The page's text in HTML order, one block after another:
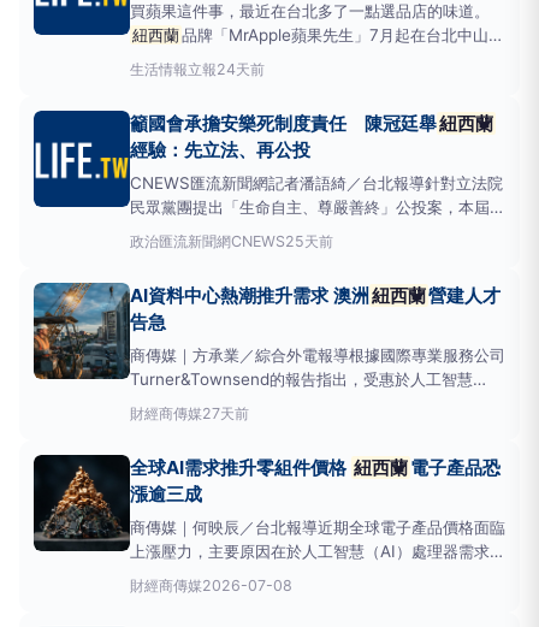
買蘋果這件事，最近在台北多了一點選品店的味道。
紐西蘭品牌「MrApple蘋果先生」7月起在台北中山區
開出首間品牌旗艦快閃店，檔期至10月底，主打把丹
爍、小花、富士、皇家加拉、史密斯青蘋與皇后蘋果等
點。這次快閃店由「MrApple蘋果先生」攜手「小
生活情報立報24天前
籲國會承擔安樂死制度責任 陳冠廷舉紐西蘭
經驗：先立法、再公投
CNEWS匯流新聞網記者潘語綺／台北報導針對立法院
民眾黨團提出「生命自主、尊嚴善終」公投案，本屆首
位提出《安樂死法》草案的民進黨立委陳冠廷今
（14）日表示，生命自主與尊嚴善終值得社會公開、
及刑事責任，如此嚴肅且複雜的制度問題，很難簡化成
一句口號及一
政治匯流新聞網CNEWS25天前
AI資料中心熱潮推升需求 澳洲 紐西蘭營建人才
告急
商傳媒｜方承業／綜合外電報導根據國際專業服務公司
Turner&Townsend的報告指出，受惠於人工智慧
（AI）基礎設施與資料中心建設計畫快速成長，澳洲
和
紐西蘭
的營造業正迎來一波需求熱潮，但也因此加
告是Turner&To
財經商傳媒27天前
全球AI需求推升零組件價格 紐西蘭電子產品恐
漲逾三成
商傳媒｜何映辰／台北報導近期全球電子產品價格面臨
上漲壓力，主要原因在於人工智慧（AI）處理器需求激
增，導致關鍵零組件供不應求。這波漲價潮已影響到各
地消費者，其中
財經商傳媒2026-07-08